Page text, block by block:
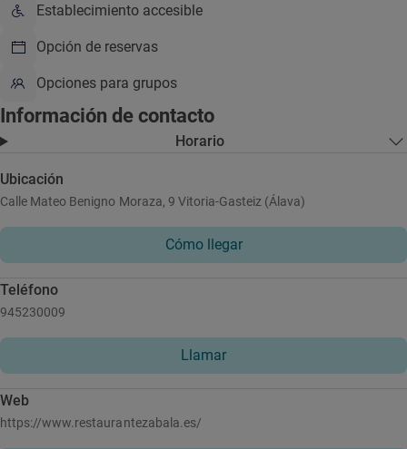
Establecimiento accesible
Opción de reservas
Opciones para grupos
Información de contacto
Horario
Ubicación
Calle Mateo Benigno Moraza, 9 Vitoria-Gasteiz (Álava)
Cómo llegar
Teléfono
945230009
Llamar
Web
https://www.restaurantezabala.es/